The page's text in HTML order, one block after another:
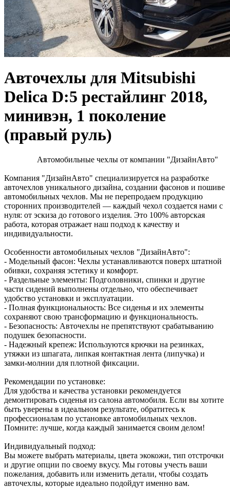
Авточехлы для Mitsubishi
Delica D:5 рестайлинг 2018,
минивэн, 1 поколение
(правый руль)
Автомобильные чехлы от компании "ДизайнАвто"
Компания "ДизайнАвто" специализируется на разработке
авточехлов уникального дизайна, создании фасонов и пошиве
автомобильных чехлов. Мы не перепродаем продукцию
сторонних производителей — каждый чехол создается нами с
нуля: от эскиза до готового изделия. Это 100% авторская
работа, которая отражает наш подход к качеству и
индивидуальности.
Особенности автомобильных чехлов "ДизайнАвто":
- Модельный фасон: Чехлы устанавливаются поверх штатной
обивки, сохраняя эстетику и комфорт.
- Раздельные элементы: Подголовники, спинки и другие
части сидений выполнены отдельно, что обеспечивает
удобство установки и эксплуатации.
- Полная функциональность: Все сиденья и их элементы
сохраняют свою трансформацию и функциональность.
- Безопасность: Авточехлы не препятствуют срабатыванию
подушек безопасности.
- Надежный крепеж: Используются крючки на резинках,
утяжки из шпагата, липкая контактная лента (липучка) и
замки-молнии для плотной фиксации.
Рекомендации по установке:
Для удобства и качества установки рекомендуется
демонтировать сиденья из салона автомобиля. Если вы хотите
быть уверены в идеальном результате, обратитесь к
профессионалам по установке автомобильных чехлов.
Помните: лучше, когда каждый занимается своим делом!
Индивидуальный подход:
Вы можете выбрать материалы, цвета экокожи, тип отстрочки
и другие опции по своему вкусу. Мы готовы учесть ваши
пожелания, добавить или изменить детали, чтобы создать
авточехлы, которые идеально подойдут именно вам.